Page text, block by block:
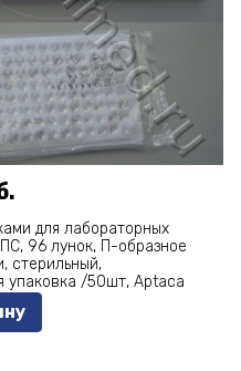
для лабораторных
96 лунок, П-образное
стерильный,
упаковка /50шт, Aptaca